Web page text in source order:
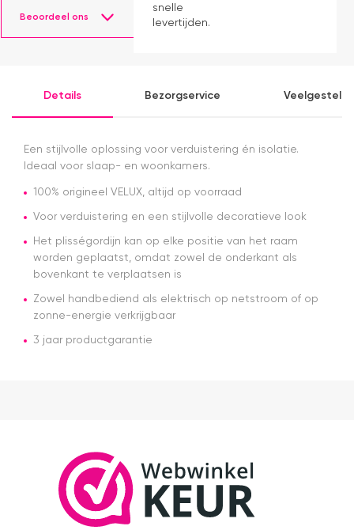
Beoordeel ons
snelle
levertijden.
Details Bezorgservice
Een stijlvolle oplossing voor verduistering én isolatie.
Ideaal voor slaap- en woonkamers.
100% origineel VELUX, altijd op voorraad
Voor verduistering en een stijlvolle decoratieve look
Het plisségordijn kan op elke positie van het raam
worden geplaatst, omdat zowel de onderkant als
bovenkant te verplaatsen is
Zowel handbediend als elektrisch op netstroom of op
zonne-energie verkrijgbaar
3 jaar productgarantie